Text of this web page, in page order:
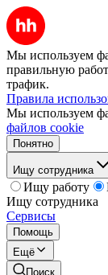
Мы используем
правильную
трафик.
Правила
Мы используем
файлов cookie
Понятно
Ищу сотрудника
Ищу работу
Ищу сотрудника
Сервисы
Помощь
Ещё
Поиск